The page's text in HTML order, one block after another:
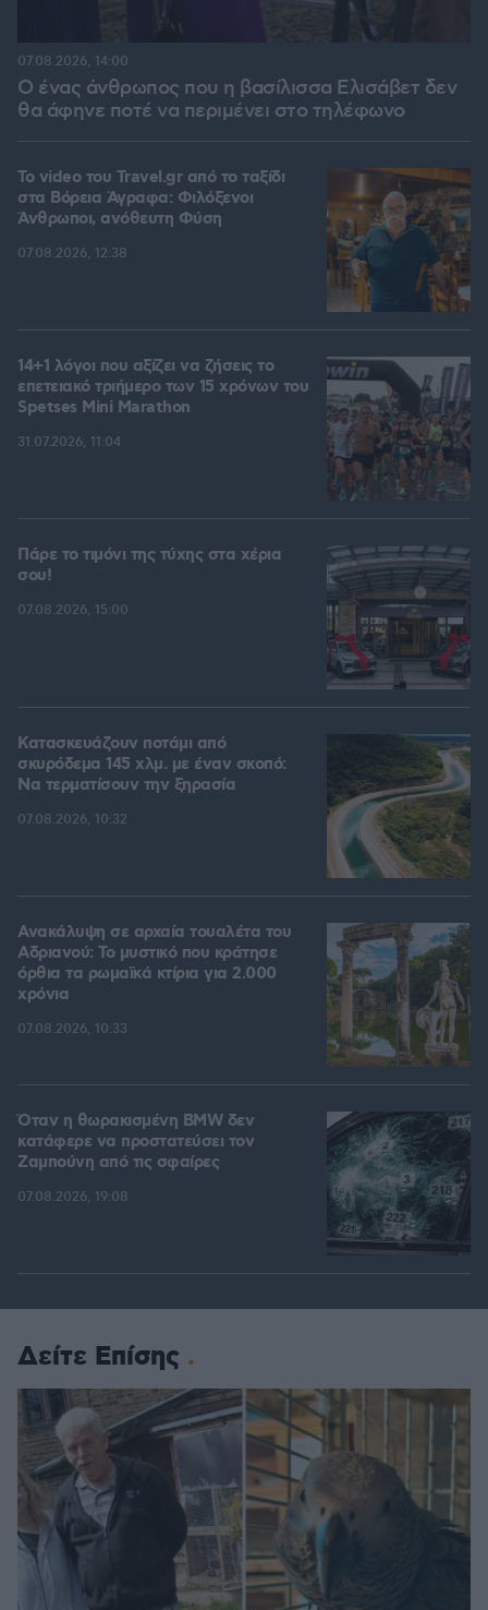
Ο ένας άνθρωπος που η βασίλισσα Ελισάβετ δεν
θα άφηνε ποτέ να περιμένει στο τηλέφωνο
07.08.2026, 14:00
To video του Travel.gr από το ταξίδι
στα Βόρεια Άγραφα: Φιλόξενοι
Άνθρωποι, ανόθευτη Φύση
07.08.2026, 12:38
14+1 λόγοι που αξίζει να ζήσεις το
επετειακό τριήμερο των 15 χρόνων του
Spetses Mini Marathon
31.07.2026, 11:04
Πάρε το τιμόνι της τύχης στα χέρια
σου!
07.08.2026, 15:00
Κατασκευάζουν ποτάμι από
σκυρόδεμα 145 χλμ. με έναν σκοπό:
Να τερματίσουν την ξηρασία
07.08.2026, 10:32
Ανακάλυψη σε αρχαία τουαλέτα του
Αδριανού: Το μυστικό που κράτησε
όρθια τα ρωμαϊκά κτίρια για 2.000
χρόνια
07.08.2026, 10:33
Όταν η θωρακισμένη BMW δεν
κατάφερε να προστατεύσει τον
Ζαμπούνη από τις σφαίρες
07.08.2026, 19:08
Δείτε Επίσης